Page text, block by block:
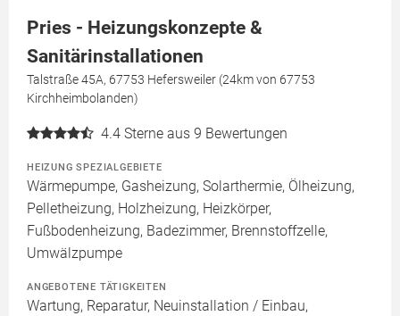
Pries - Heizungskonzepte &
Sanitärinstallationen
Talstraße 45A, 67753 Hefersweiler (24km von 67753
Kirchheimbolanden)
4.4 Sterne aus 9 Bewertungen
HEIZUNG SPEZIALGEBIETE
Wärmepumpe, Gasheizung, Solarthermie, Ölheizung,
Pelletheizung, Holzheizung, Heizkörper,
Fußbodenheizung, Badezimmer, Brennstoffzelle,
Umwälzpumpe
ANGEBOTENE TÄTIGKEITEN
Wartung, Reparatur, Neuinstallation / Einbau,